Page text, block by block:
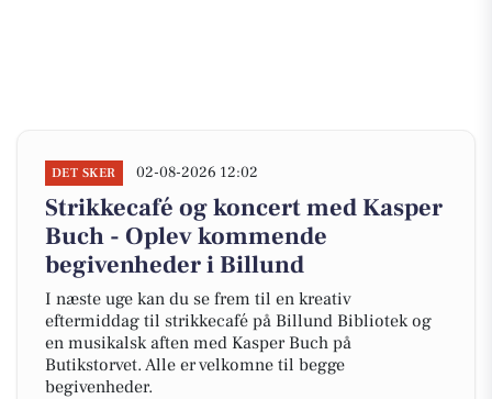
DET SKER 02-08-2026 12:02
Strikkecafé og koncert med Kasper
Buch - Oplev kommende
begivenheder i Billund
I næste uge kan du se frem til en kreativ
eftermiddag til strikkecafé på Billund Bibliotek og
en musikalsk aften med Kasper Buch på
Butikstorvet. Alle er velkomne til begge
begivenheder.